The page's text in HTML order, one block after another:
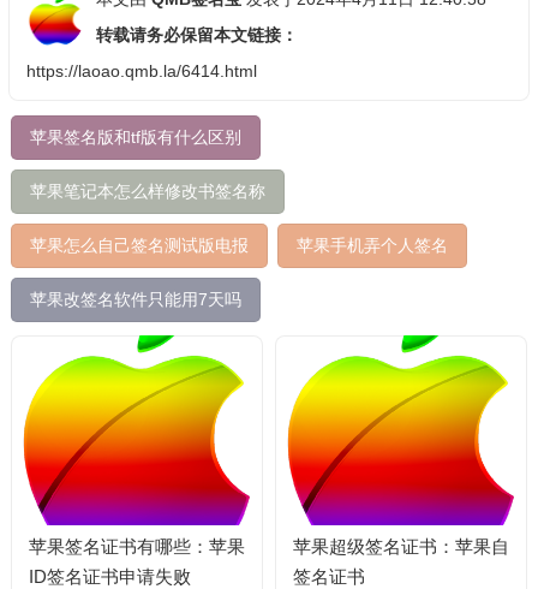
转载请务必保留本文链接：
https://laoao.qmb.la/6414.html
苹果签名版和tf版有什么区别
苹果笔记本怎么样修改书签名称
苹果怎么自己签名测试版电报 苹果手机弄个人签名
苹果改签名软件只能用7天吗
苹果签名证书有哪些：苹果
ID签名证书申请失败
苹果超级签名证书：苹果自
签名证书